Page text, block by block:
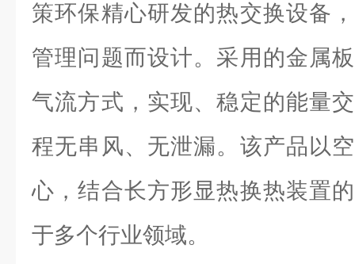
策环保精心研发的热交换设备
管理问题而设计。采用的金属
气流方式，实现、稳定的能量
程无串风、无泄漏。该产品以
心，结合长方形显热换热装置
于多个行业领域。